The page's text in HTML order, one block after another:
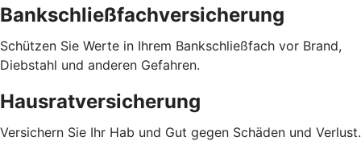
Bankschließfachversicherung
Schützen Sie Werte in Ihrem Bankschließfach vor Brand,
Diebstahl und anderen Gefahren.
Hausratversicherung
Versichern Sie Ihr Hab und Gut gegen Schäden und Verlust.